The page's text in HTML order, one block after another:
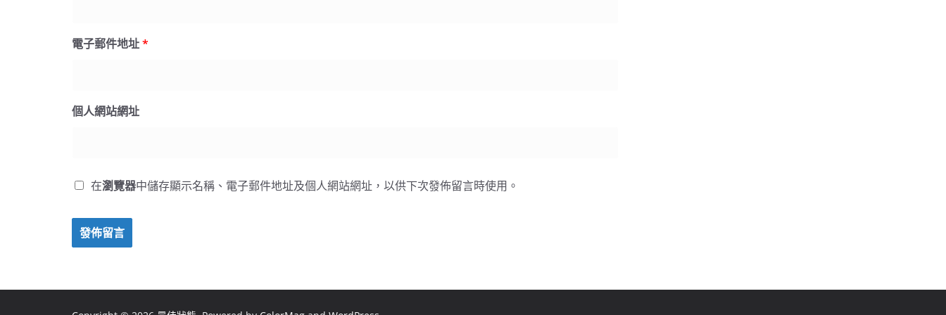
電子郵件地址*
個人網站網址
在瀏覽器中儲存顯示名稱、電子郵件地址及個人網站網址，以供下次發佈留言時使用。